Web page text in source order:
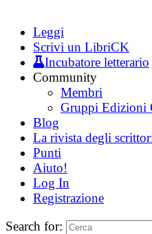
Leggi
Scrivi un LibriCK
Incubatore letterario
Community
Membri
Gruppi Edizioni
Blog
La rivista degli
Punti
Aiuto!
Log In
Registrazione
Search for: